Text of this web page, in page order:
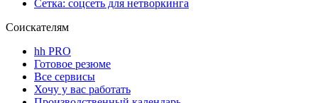
Сетка: соцсеть для нетворкинга
Соискателям
hh PRO
Готовое резюме
Все сервисы
Хочу у вас работать